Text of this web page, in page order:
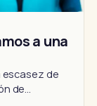
a una
escasez de
de…